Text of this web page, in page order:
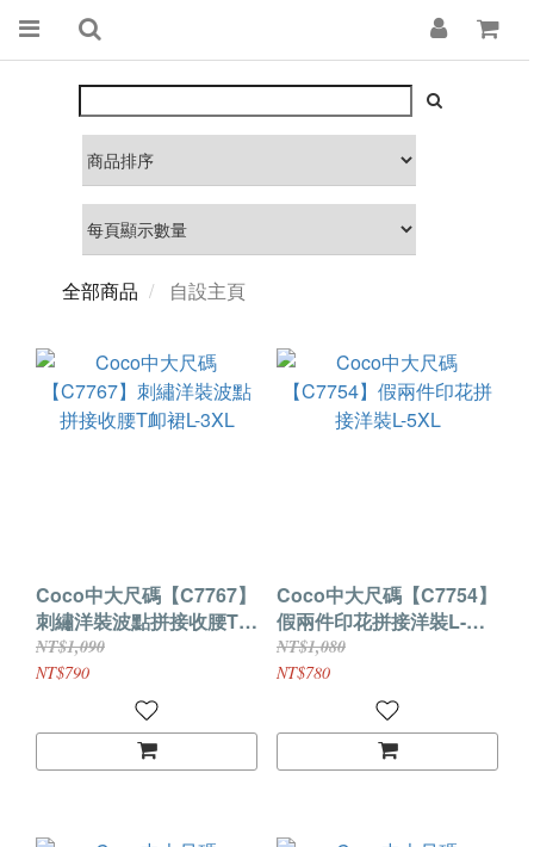
全部商品 自設主頁
Coco中大尺碼【C7767】
刺繡洋裝波點拼接收腰T卹
裙L-3XL
NT$1,090
NT$790
Coco中大尺碼【C7754】
假兩件印花拼接洋裝L-
5XL
NT$1,080
NT$780